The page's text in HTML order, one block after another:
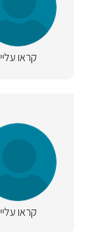
קראו עליי
קראו עליי